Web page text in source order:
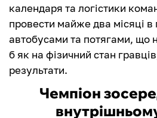
календаря та логістики
провести майже два місяці в
автобусами та потягами, що
б як на фізичний стан
результати.
Чемпіон